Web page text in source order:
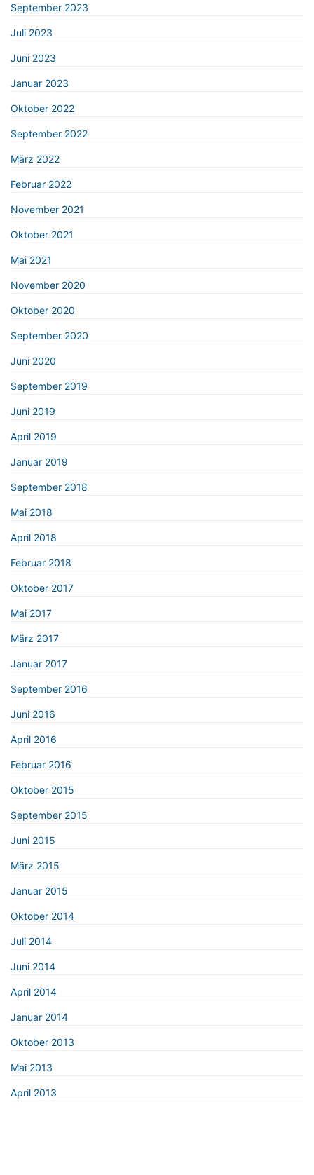
September 2023
Juli 2023
Juni 2023
Januar 2023
Oktober 2022
September 2022
März 2022
Februar 2022
November 2021
Oktober 2021
Mai 2021
November 2020
Oktober 2020
September 2020
Juni 2020
September 2019
Juni 2019
April 2019
Januar 2019
September 2018
Mai 2018
April 2018
Februar 2018
Oktober 2017
Mai 2017
März 2017
Januar 2017
September 2016
Juni 2016
April 2016
Februar 2016
Oktober 2015
September 2015
Juni 2015
März 2015
Januar 2015
Oktober 2014
Juli 2014
Juni 2014
April 2014
Januar 2014
Oktober 2013
Mai 2013
April 2013